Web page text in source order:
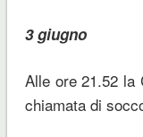
3 giugno
Alle ore 21.52 la
chiamata di